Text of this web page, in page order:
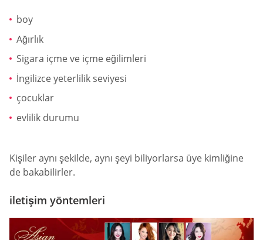
boy
Ağırlık
Sigara içme ve içme eğilimleri
İngilizce yeterlilik seviyesi
çocuklar
evlilik durumu
Kişiler aynı şekilde, aynı şeyi biliyorlarsa üye kimliğine
de bakabilirler.
iletişim yöntemleri